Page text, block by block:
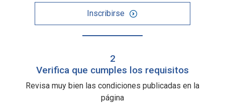
Inscribirse
2
Verifica que cumples los requisitos
Revisa muy bien las condiciones publicadas en la
página